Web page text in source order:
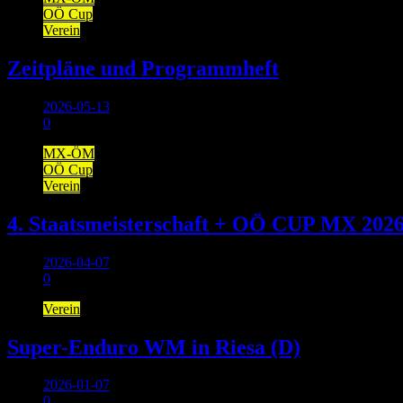
OÖ Cup
Verein
Zeitpläne und Programmheft
2026-05-13
0
MX-ÖM
OÖ Cup
Verein
4. Staatsmeisterschaft + OÖ CUP MX
2026-04-07
0
Verein
Super-Enduro WM in Riesa (D)
2026-01-07